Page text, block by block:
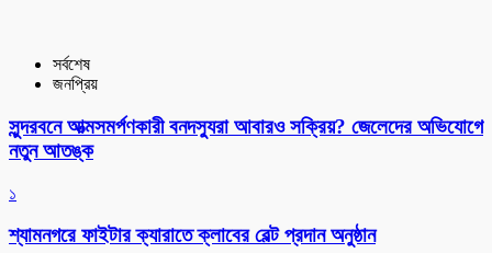
সর্বশেষ
জনপ্রিয়
সুন্দরবনে আত্মসমর্পণকারী বনদস্যুরা আবারও সক্রিয়? জেলেদের অভিযোগে
নতুন আতঙ্ক
১
শ্যামনগরে ফাইটার ক্যারাতে ক্লাবের বেল্ট প্রদান অনুষ্ঠান